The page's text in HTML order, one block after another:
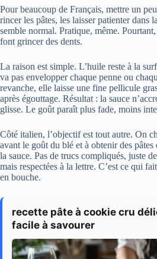
Pour beaucoup de Français, mettre un
rincer les pâtes, les laisser patienter dans
semble normal. Pratique, même.
font grincer des dents.
La raison est simple. L’huile reste à la
va pas envelopper chaque penne ou
revanche, elle laisse une fine pellicule
après égouttage. Résultat : la sauce
glisse. Le goût paraît plus fade, moins
Côté italien, l’objectif est tout autre. On
avant le goût du blé et à obtenir des
la sauce. Pas de trucs compliqués, juste
mais respectées à la lettre. C’est ce qui
en bouche.
recette pâte à cookie cru
facile à savourer